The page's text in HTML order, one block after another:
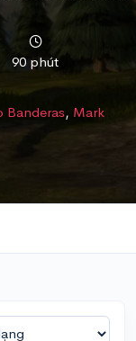
90 phút
Banderas, Mark